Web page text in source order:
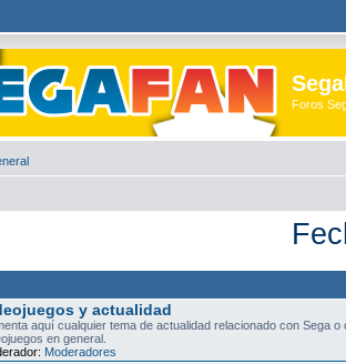
Foros
y actualidad
aquí cualquier tema de actualidad relacionado con Sega o
en general.
Moderadores